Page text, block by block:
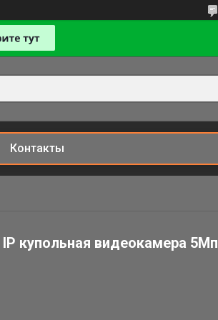
Контакты
купольная видеокамера 5Мп